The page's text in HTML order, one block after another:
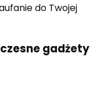
do Twojej
gadżety